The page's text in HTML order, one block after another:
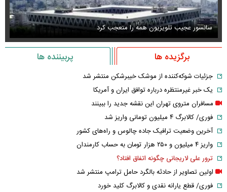
سانسور عجیب تلویزیون همه را متعجب کرد
برگزیده ها پربیننده ها
جزئیات شوکه‌کننده از موشک خیبرشکن منتشر شد
یک خبر غیرمنتظره درباره توافق ایران و آمریکا
مسافران متروی تهران این نقشه جدید را ببینند
فوری/ کالابرگ ۴ میلیون تومانی واریز شد
آخرین وضعیت ترافیک جاده چالوس و راه‌های کشور
واریز ۴ میلیون و ۲۵۰ هزار تومان به حساب کارمندان
ترور علی لاریجانی چگونه اتفاق افتاد؟
اولین تصاویر از حادثه بالگرد حامل ترامپ منتشر شد
فوری/ قطع یارانه نقدی و کالابرگ کلید خورد